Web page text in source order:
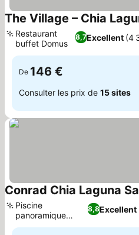
The Village – Chia
8,7Excellent (4
Restaurant
buffet Domus
De 146 €
Consulter les prix de 15 sites
Conrad Chia Laguna
8,8Excellent
Piscine
panoramique
Bioaquam